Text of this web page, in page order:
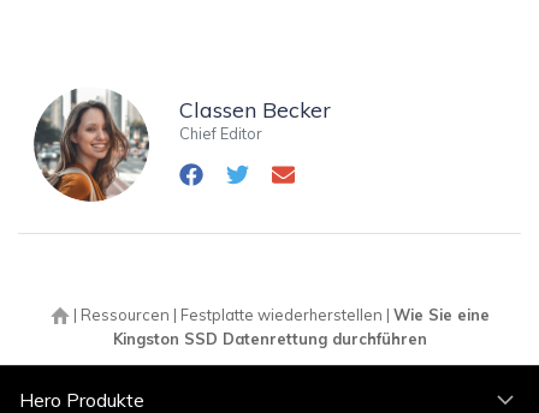
Classen Becker
Chief Editor
| Ressourcen | Festplatte wiederherstellen | Wie Sie eine
Kingston SSD Datenrettung durchführen
Hero Produkte